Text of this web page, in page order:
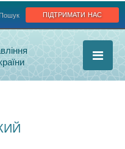
підтримати нас